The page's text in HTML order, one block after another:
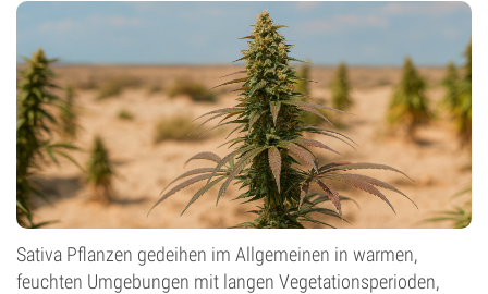
Sativa Pflanzen gedeihen im Allgemeinen in warmen,
feuchten Umgebungen mit langen Vegetationsperioden,